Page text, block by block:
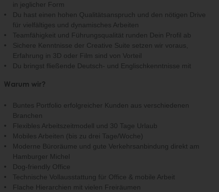
in jeglicher Form
Du hast einen hohen Qualitätsanspruch und den nötigen Drive
für vielfältiges und dynamisches Arbeiten
Teamfähigkeit und Führungsqualität runden Dein Profil ab
Sichere Kenntnisse der Creative Suite setzen wir voraus,
Erfahrung in 3D oder Film sind von Vorteil
Du bringst fließende Deutsch- und Englischkenntnisse mit
Warum wir?
Buntes Portfolio erfolgreicher Kunden aus verschiedenen
Branchen
Flexibles Arbeitszeitmodell und 30 Tage Urlaub
Mobiles Arbeiten (bis zu drei Tage/Woche)
Moderne Büroräume und gute Verkehrsanbindung direkt am
Hamburger Michel
Dog-friendly Office
Technische Vollausstattung für Office & mobile Arbeit
Flache Hierarchien mit vielen Freiräumen